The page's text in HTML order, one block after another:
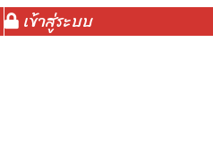
เข้าสู่ระบบ